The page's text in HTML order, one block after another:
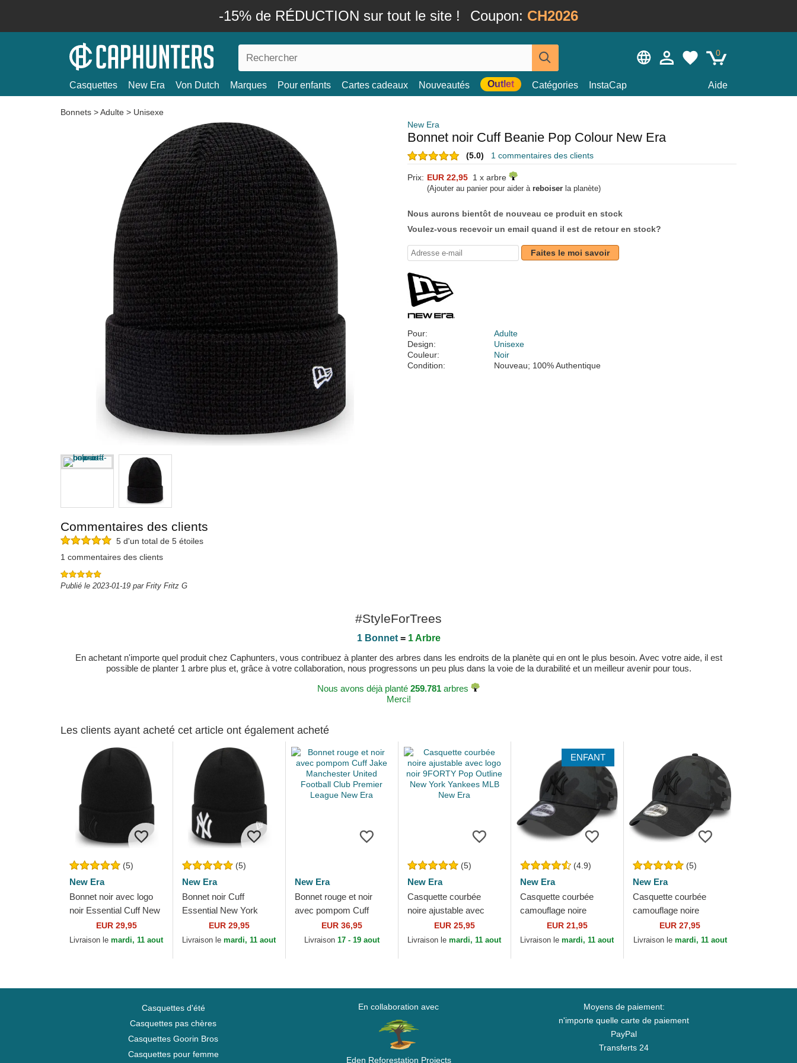
-15% de RÉDUCTION sur tout le site ! Coupon: CH2026
0
Casquettes New Era Von Dutch Marques Pour enfants Cartes cadeaux Nouveautés Outlet Catégories InstaCap Aide
Bonnets >Adulte > Unisexe
New Era
Bonnet noir Cuff Beanie Pop Colour New Era
(5.0) 1 commentaires des clients
Prix: EUR 22,95 1 x arbre
(Ajouter au panier pour aider à reboiser la planète)
Nous aurons bientôt de nouveau ce produit en stock
Voulez-vous recevoir un email quand il est de retour en stock?
Faites le moi savoir
Pour:
Adulte
Design:
Unisexe
Couleur:
Noir
Condition:
Nouveau; 100% Authentique
Commentaires des clients
5 d'un total de 5 étoiles
1 commentaires des clients
Publié le 2023-01-19 par Frity Fritz G
#StyleForTrees
1 Bonnet= 1 Arbre
En achetant n'importe quel produit chez Caphunters, vous contribuez à planter des arbres dans les endroits de la planète qui en ont le plus besoin. Avec votre aide, il est
possible de planter 1 arbre plus et, grâce à votre collaboration, nous progressons un peu plus dans la voie de la durabilité et un meilleur avenir pour tous.
Nous avons déjà planté 259.781 arbres
Merci!
Les clients ayant acheté cet article ont également acheté
(5)
New Era
Bonnet noir avec logo
noir Essential Cuff New
York Yankees MLB
New Era
EUR 29,95
Livraison lemardi, 11 aout
(5)
New Era
Bonnet noir Cuff
Essential New York
Yankees MLB New Era
EUR 29,95
Livraison lemardi, 11 aout
New Era
Bonnet rouge et noir
avec pompom Cuff
Jake Manchester
United Football Club
EUR 36,95
Livraison 17 - 19 aout
(5)
New Era
Casquette courbée
noire ajustable avec
logo noir 9FORTY Pop
Outline New York
EUR 25,95
Livraison lemardi, 11 aout
ENFANT
(4.9)
New Era
Casquette courbée
camouflage noire
ajustable pour enfant
avec logo noir 9FORTY
EUR 21,95
Livraison lemardi, 11 aout
(5)
New Era
Casquette courbée
camouflage noire
ajustable avec logo noir
9FORTY League
EUR 27,95
Livraison le mardi, 11 aout
Casquettes d'été
Casquettes pas chères
Casquettes Goorin Bros
Casquettes pour femme
En collaboration avec
Eden Reforestation Projects
Moyens de paiement:
n'importe quelle carte de paiement
PayPal
Transferts 24